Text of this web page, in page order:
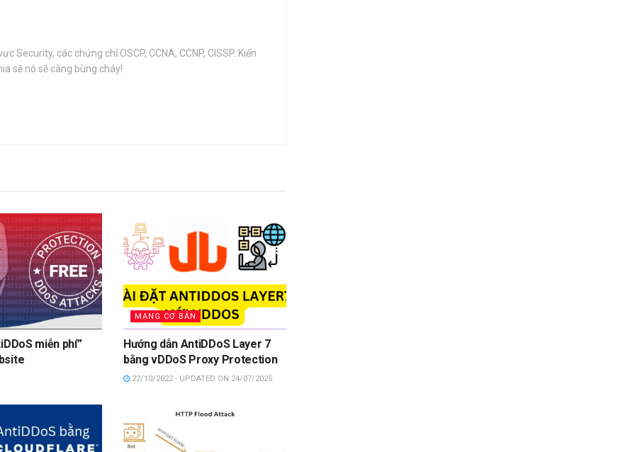
Security, các chứng chỉ:OSCP, CCNA, CCNP, CISSP. Kiến
sẽ nó sẽ càng bùng cháy!
miễn phí”
MẠNG CƠ BẢN
Hướng dẫn AntiDDoS Layer 7
bằng vDDoS Proxy Protection
22/10/2022 - UPDATED ON 24/07/2025